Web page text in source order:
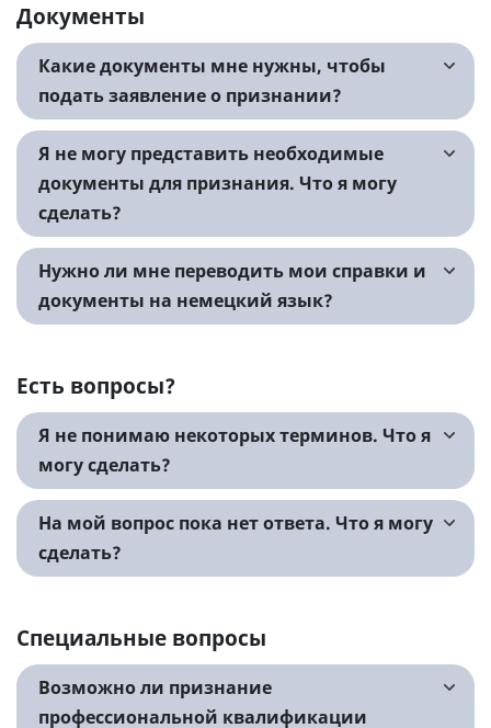
Документы
Какие документы мне нужны, чтобы
подать заявление о признании?
Я не могу представить необходимые
документы для признания. Что я могу
сделать?
Нужно ли мне переводить мои справки и
документы на немецкий язык?
Есть вопросы?
Я не понимаю некоторых терминов. Что я
могу сделать?
На мой вопрос пока нет ответа. Что я могу
сделать?
Специальные вопросы
Возможно ли признание
профессиональной квалификации